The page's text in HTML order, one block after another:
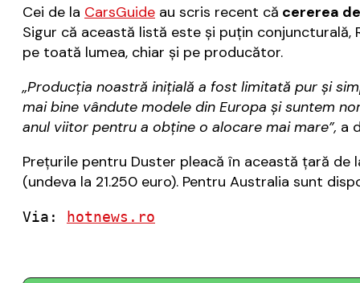
Cei de la CarsGuide au scris recent că cererea
Sigur că această listă este şi puţin
pe toată lumea, chiar şi pe producător.
„Producția noastră inițială a fost limitată pur și
mai bine vândute modele din Europa și suntem
anul viitor pentru a obține o alocare mai mare”, a
Preţurile pentru Duster pleacă în această ţară de
(undeva la 21.250 euro). Pentru Australia sunt
Via: hotnews.ro